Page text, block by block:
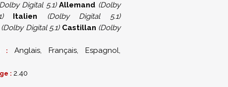
Digital 5.1) Allemand (Dolby
Italien
(Dolby Digital 5.1)
(Dolby Digital 5.1) Castillan (Dolby
: Anglais, Français, Espagnol,
: 2.40